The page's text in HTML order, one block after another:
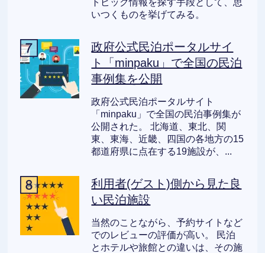
いつくものを挙げてみる。
政府公式民泊ポータルサイ
ト「minpaku」で全国の民泊
事例集を公開
政府公式民泊ポータルサイト
「minpaku」で全国の民泊事例集が
公開された。 北海道、東北、関
東、東海、近畿、四国の各地方の15
都道府県に点在する19施設が、...
利用者(ゲスト)側から見た良
い民泊施設
当然のことながら、予約サイトなど
でのレビューの評価が高い。 民泊
とホテルや旅館との違いは、その施